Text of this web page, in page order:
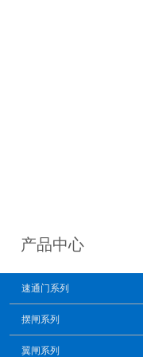
产品中心
速通门系列
摆闸系列
翼闸系列